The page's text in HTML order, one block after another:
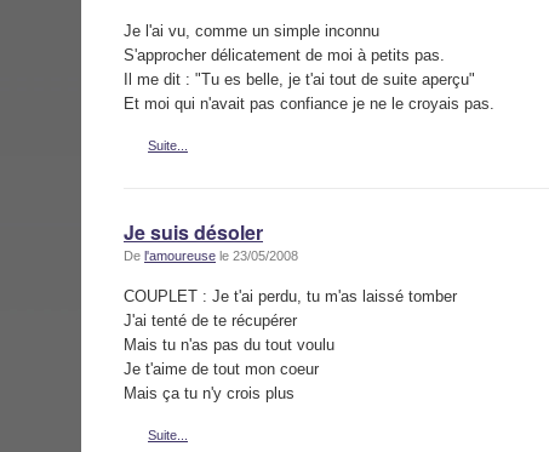
Je l'ai vu, comme un simple inconnu
S'approcher délicatement de moi à petits pas.
Il me dit : "Tu es belle, je t'ai tout de suite aperçu"
Et moi qui n'avait pas confiance je ne le croyais pas.
Suite...
Je suis désoler
De l'amoureuse le 23/05/2008
COUPLET : Je t'ai perdu, tu m'as laissé tomber
J'ai tenté de te récupérer
Mais tu n'as pas du tout voulu
Je t'aime de tout mon coeur
Mais ça tu n'y crois plus
Suite...